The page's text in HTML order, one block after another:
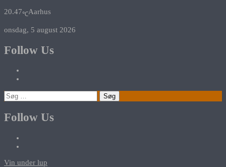
20.47℃Aarhus
onsdag, 5 august 2026
Follow Us
Søg
efter:
Follow Us
Vin under lup